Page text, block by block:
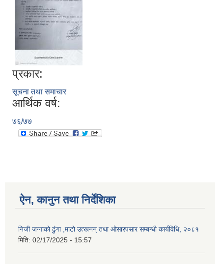
प्रकार:
सूचना तथा समाचार
आर्थिक वर्ष:
७६/७७
ऐन, कानुन तथा निर्देशिका
निजी जग्गाको ढुंगा ,माटो उत्खनन् तथा ओसारपसार सम्बन्धी कार्यविधि, २०८१
मिति: 02/17/2025 - 15:57